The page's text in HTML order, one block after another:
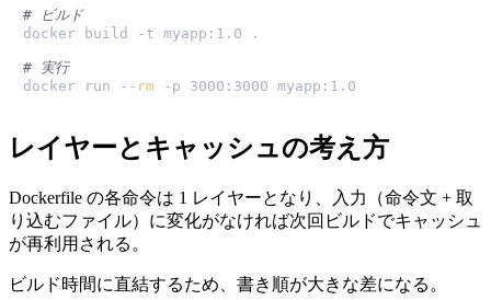
# ビルド
docker build -t myapp:1.0 .
# 実行
docker run -- rm -p 3000:3000 myapp:1.0
レイヤーとキャッシュの考え方
Dockerfile の各命令は 1 レイヤーとなり、入力（命令文 + 取
り込むファイル）に変化がなければ次回ビルドでキャッシュ
が再利用される。
ビルド時間に直結するため、書き順が大きな差になる。